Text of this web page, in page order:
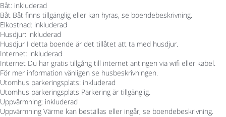
Båt: inkluderad
Båt Båt finns tillgänglig eller kan hyras, se boendebeskrivning.
Elkostnad: inkluderad
Husdjur: inkluderad
Husdjur I detta boende är det tillåtet att ta med husdjur.
Internet: inkluderad
Internet Du har gratis tillgång till internet antingen via wifi eller kabel.
För mer information vänligen se husbeskrivningen.
Utomhus parkeringsplats: inkluderad
Utomhus parkeringsplats Parkering är tillgänglig.
Uppvärmning: inkluderad
Uppvärmning Värme kan beställas eller ingår, se boendebeskrivning.